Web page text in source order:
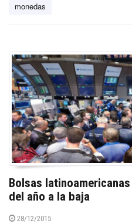
monedas
Bolsas
del año a la baja
28/12/2015